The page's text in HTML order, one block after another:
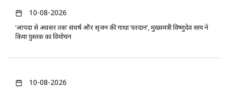
10-08-2026
‘आपदा से अवसर तक’ संघर्ष और सृजन की गाथा ‘वरदान’, मुख्यमंत्री विष्णुदेव साय ने
किया पुस्तक का विमोचन
10-08-2026